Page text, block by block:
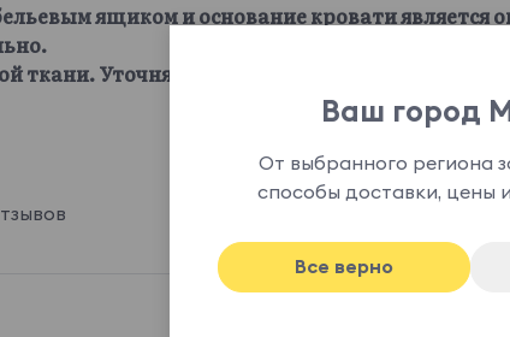
ящиком и основание кровати является
ткани. Уточняйте цену у менеджера при заказе.
Ваш город
От выбранного региона
способы доставки, цены
Все верно